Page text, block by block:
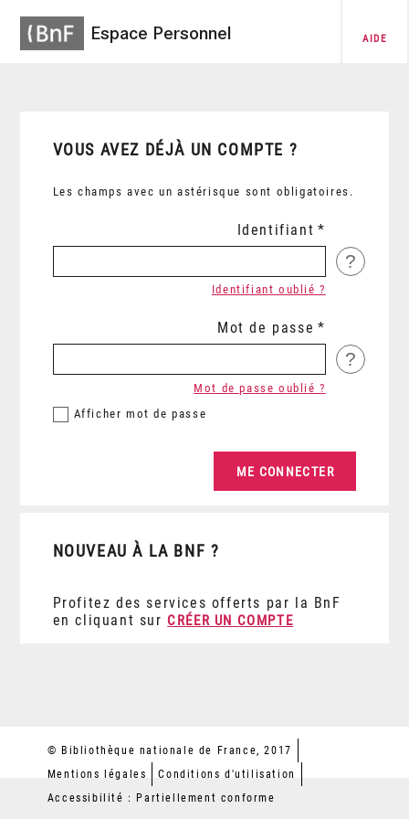
Espace Personnel AIDE
VOUS AVEZ DÉJÀ UN COMPTE ?
Les champs avec un astérisque sont obligatoires.
Identifiant
?
Identifiant oublié ?
Mot de passe
?
Afficher mot de passe
Mot de passe oublié ?
NOUVEAU À LA BNF ?
Profitez des services offerts par la BnF
en cliquant sur CRÉER UN COMPTE
© Bibliothèque nationale de France, 2017
Mentions légales
Conditions d'utilisation
Accessibilité : Partiellement conforme